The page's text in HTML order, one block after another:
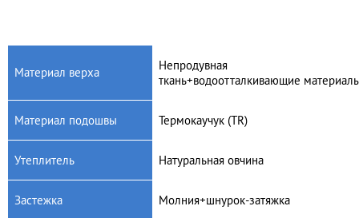
Материал верха
Непродувная
ткань+водоотталкивающие
Материал подошвы Термокаучук (TR)
Утеплитель Натуральная овчина
Застежка Молния+шнурок-затяжка